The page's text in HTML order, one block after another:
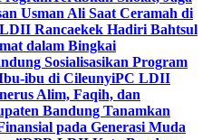
Usman Ali Saat Ceramah di
Rancaekek Hadiri Bahtsul
dalam Bingkai
Sosialisasikan Program
ibu di CileunyiPC LDII
Alim, Faqih, dan
Bandung Tanamkan
pada Generasi Muda